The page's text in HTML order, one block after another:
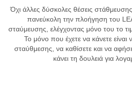
Όχι άλλες δύσκολες θέσεις
πανεύκολη την πλοήγηση του
σταύμευσης, ελέγχοντας μόνο του το
Το μόνο που έχετε να κάνετε είναι
σταύθμεσης, να καθίσετε και να
κάνει τη δουλειά για